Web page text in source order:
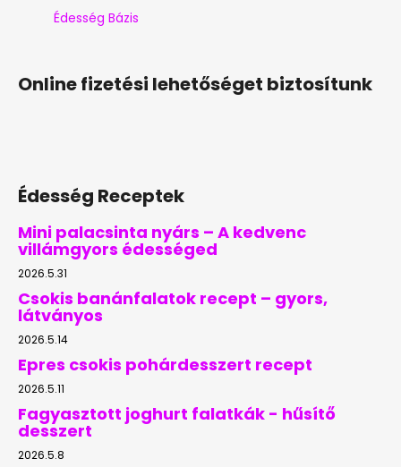
Édesség Bázis
Online fizetési lehetőséget biztosítunk
Édesség Receptek
Mini palacsinta nyárs – A kedvenc
villámgyors édességed
2026.5.31
Csokis banánfalatok recept – gyors,
látványos
2026.5.14
Epres csokis pohárdesszert recept
2026.5.11
Fagyasztott joghurt falatkák - hűsítő
desszert
2026.5.8